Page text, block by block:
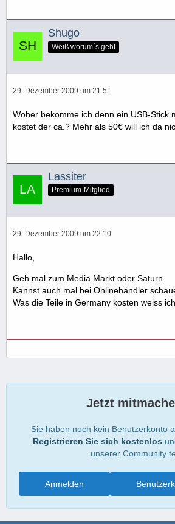
Shugo
Weiß worum´s geht
29. Dezember 2009 um 21:51
Woher bekomme ich denn ein USB-Stick
kostet der ca.? Mehr als 50€ will ich da
Lassiter
Premium-Mitglied
29. Dezember 2009 um 22:10
Hallo,
Geh mal zum Media Markt oder Saturn.
Kannst auch mal bei Onlinehändler
Was die Teile in Germany kosten weiss
Jetzt
Sie haben noch kein Benutzerkonto
Registrieren Sie sich kostenlos
unserer Community
Anmelden